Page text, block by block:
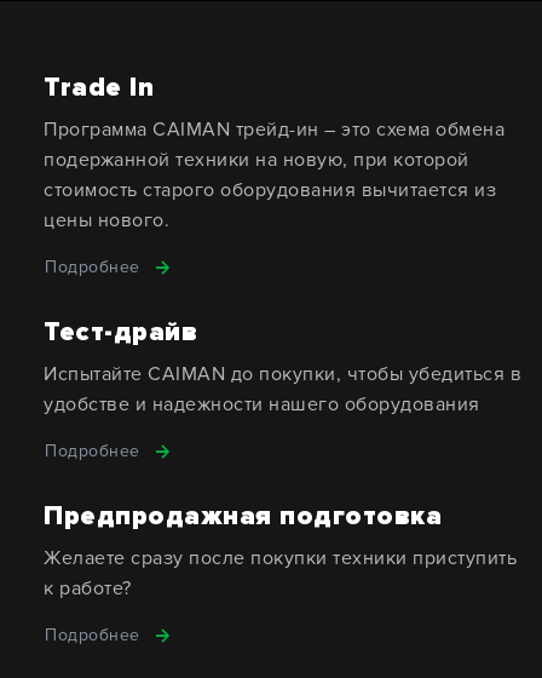
Trade In
Программа CAIMAN трейд-ин – это схема обмена
подержанной техники на новую, при которой
стоимость старого оборудования вычитается из
цены нового.
Подробнее
Тест-драйв
Испытайте CAIMAN до покупки, чтобы убедиться в
удобстве и надежности нашего оборудования
Подробнее
Предпродажная подготовка
Желаете сразу после покупки техники приступить
к работе?
Подробнее